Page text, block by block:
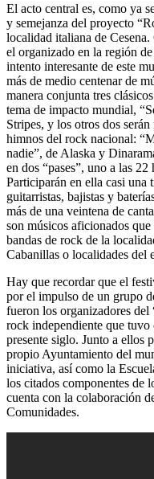
El acto central es, como ya
y semejanza del proyecto
localidad italiana de
el organizado en la región
intento interesante de este
más de medio centenar de
manera conjunta tres
tema de impacto mundial,
Stripes, y los otros dos
himnos del rock nacional:
nadie”, de Alaska y
en dos “pases”, uno a las
Participarán en ella casi una
guitarristas, bajistas y
más de una veintena de
son músicos aficionados
bandas de rock de la
Cabanillas o localidades del
Hay que recordar que el
por el impulso de un grupo
fueron los organizadores
rock independiente que tuvo
presente siglo. Junto a ellos
propio Ayuntamiento del
iniciativa, así como la
los citados componentes de
cuenta con la colaboración
Comunidades.